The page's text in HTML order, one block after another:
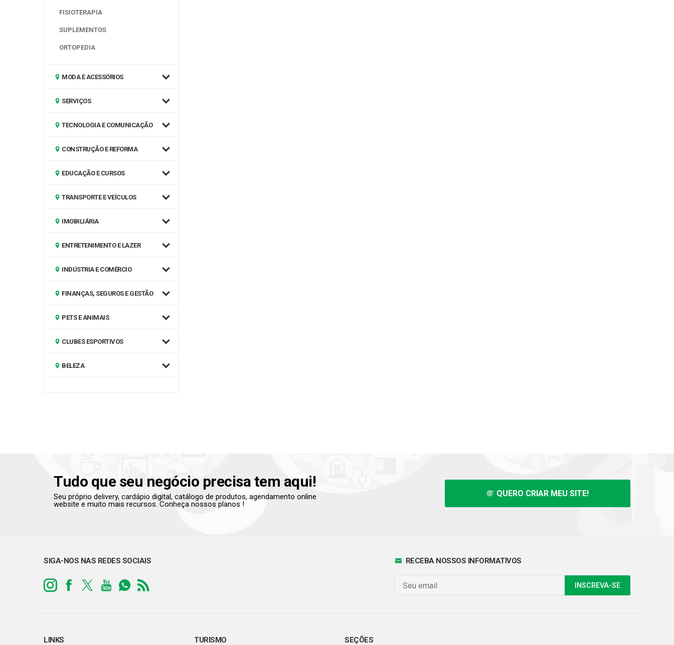
FISIOTERAPIA
SUPLEMENTOS
ORTOPEDIA
MODA E ACESSÓRIOS
SERVIÇOS
TECNOLOGIA E COMUNICAÇÃO
CONSTRUÇÃO E REFORMA
EDUCAÇÃO E CURSOS
TRANSPORTE E VEÍCULOS
IMOBILIÁRIA
ENTRETENIMENTO E LAZER
INDÚSTRIA E COMÉRCIO
FINANÇAS, SEGUROS E GESTÃO
PETS E ANIMAIS
CLUBES ESPORTIVOS
BELEZA
Tudo que seu negócio precisa tem aqui!
Seu próprio delivery, cardápio digital, catálogo de produtos, agendamento online
website e muito mais recursos. Conheça nossos planos !
QUERO CRIAR MEU SITE!
SIGA-NOS NAS REDES SOCIAIS RECEBA NOSSOS INFORMATIVOS
INSCREVA-SE
LINKS TURISMO SEÇÕES